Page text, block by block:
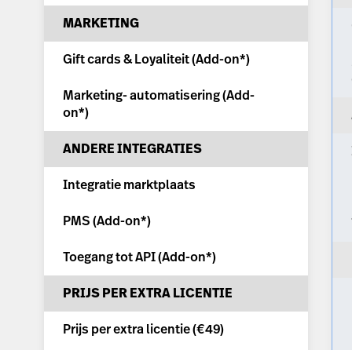
MARKETING
Gift cards & Loyaliteit (Add-on*)
Marketing- automatisering (Add-
on*)
ANDERE INTEGRATIES
Integratie marktplaats
PMS (Add-on*)
Toegang tot API (Add-on*)
PRIJS PER EXTRA LICENTIE
Prijs per extra licentie (€49)